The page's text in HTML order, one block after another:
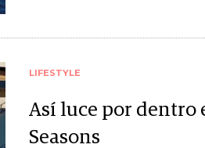
LIFESTYLE
Así luce por dentro
Seasons